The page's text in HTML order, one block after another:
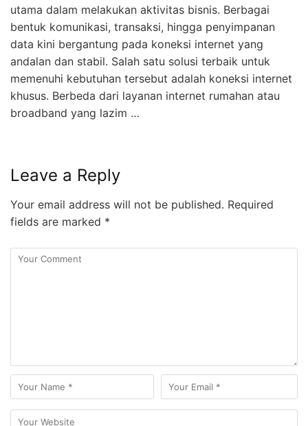
utama dalam melakukan aktivitas bisnis. Berbagai
bentuk komunikasi, transaksi, hingga penyimpanan
data kini bergantung pada koneksi internet yang
andalan dan stabil. Salah satu solusi terbaik untuk
memenuhi kebutuhan tersebut adalah koneksi internet
khusus. Berbeda dari layanan internet rumahan atau
broadband yang lazim …
Leave a Reply
Your email address will not be published. Required
fields are marked *